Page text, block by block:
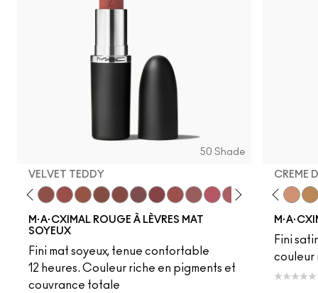
50 Shade
VELVET TEDDY
Mull It To The Max
Warm Teddy
WhirlSoarTwig Twist
M·A·CXIMAL ROUGE À LÈVRES MAT
SOYEUX
Fini mat soyeux, tenue confortable
12 heures. Couleur riche en pigments et
couvrance totale
CREME
Fini
couleur